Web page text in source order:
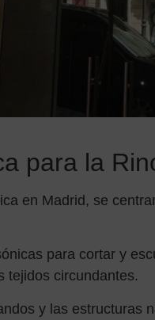
para la
en Madrid, se
para cortar y
tejidos circundantes.
y las estructuras